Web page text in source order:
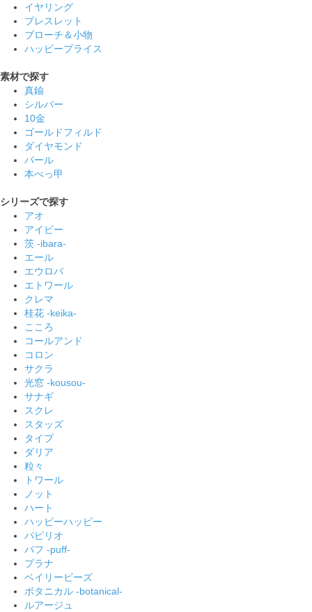
イヤリング
ブレスレット
ブローチ＆小物
ハッピープライス
素材で探す
真鍮
シルバー
10金
ゴールドフィルド
ダイヤモンド
パール
本べっ甲
シリーズで探す
アオ
アイビー
茨 -ibara-
エール
エウロパ
エトワール
クレマ
桂花 -keika-
こころ
コールアンド
コロン
サクラ
光窓 -kousou-
サナギ
スクレ
スタッズ
タイプ
ダリア
粒々
トワール
ノット
ハート
ハッピーハッピー
パピリオ
パフ -puff-
プラナ
ベイリービーズ
ボタニカル -botanical-
ルアージュ